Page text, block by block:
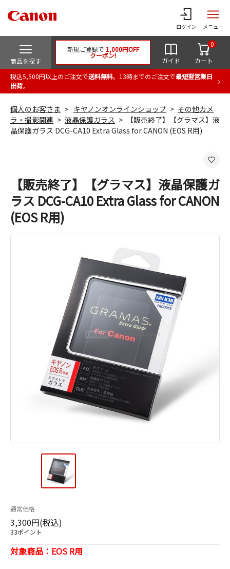
ログイン メニュー
商品を探す
新規ご登録で 1,000円OFF
クーポン!
ガイド カート
0
税込5,500円以上のご注文で送料無料。13時までのご注文で最短翌営業日
出荷。
個人のお客さま キヤノンオンラインショップ
その他カメ
ラ・撮影関連
液晶保護ガラス
【販売終了】【グラマス】液
晶保護ガラス DCG-CA10 Extra Glass for CANON (EOS R用)
【販売終了】【グラマス】液晶保護ガ
ラス DCG-CA10 Extra Glass for CANON
(EOS R用)
通常価格
3,300円(税込)
33ポイント
対象商品：EOS R用